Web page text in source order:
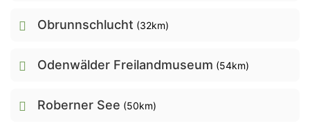
Obrunnschlucht (32km)
Odenwälder Freilandmuseum (54km)
Roberner See (50km)